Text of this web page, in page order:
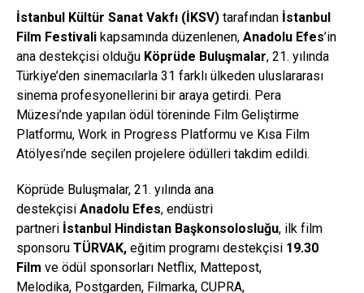
İstanbul Kültür Sanat Vakfı (İKSV) tarafından İstanbul
Film Festivali kapsamında düzenlenen, Anadolu Efes’in
ana destekçisi olduğu Köprüde Buluşmalar, 21. yılında
Türkiye’den sinemacılarla 31 farklı ülkeden uluslararası
sinema profesyonellerini bir araya getirdi. Pera
Müzesi’nde yapılan ödül töreninde Film Geliştirme
Platformu, Work in Progress Platformu ve Kısa Film
Atölyesi’nde seçilen projelere ödülleri takdim edildi.
Köprüde Buluşmalar, 21. yılında ana
destekçisi Anadolu Efes, endüstri
partneri İstanbul Hindistan Başkonsolosluğu, ilk film
sponsoru TÜRVAK, eğitim programı destekçisi 19.30
Film ve ödül sponsorları Netflix, Mattepost,
Melodika, Postgarden, Filmarka, CUPRA,